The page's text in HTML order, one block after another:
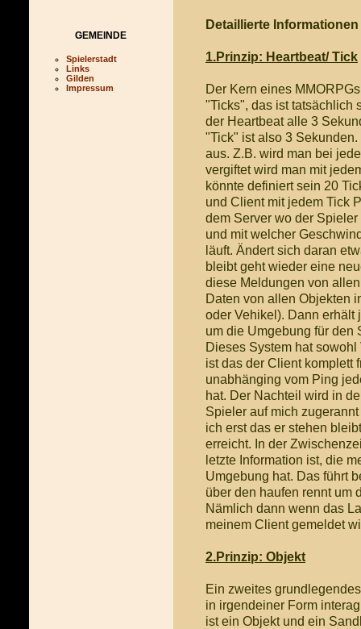
GEMEINDE
Spielerstadt
Links
Gilden
Impressum
Detaillierte Informationen
1.Prinzip: Heartbeat/ Tick
Der Kern eines
"Ticks", das ist tatsächlich
der Heartbeat alle 3
"Tick" ist also 3
aus. Z.B. wird man bei
vergiftet wird man mit
könnte definiert sein 20
und Client mit jedem Tick
dem Server wo der
und mit welcher
läuft. Ändert sich daran
bleibt geht wieder eine
diese Meldungen von
Daten von allen Objekten
oder Vehikel). Dann erhält
um die Umgebung für den
Dieses System hat
ist das der Client komplett
unabhänging vom Ping
hat. Der Nachteil wird in
Spieler auf mich
ich erst das er stehen
erreicht. In der
letzte Information ist, die
Umgebung hat. Das führt
über den haufen rennt um
Nämlich dann wenn das
meinem Client gemeldet
2.Prinzip: Objekt
Ein zweites
in irgendeiner Form
ist ein Objekt und ein